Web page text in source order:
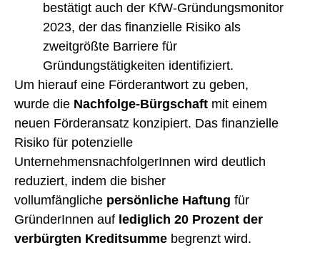
bestätigt auch der KfW-Gründungsmonitor
2023, der das finanzielle Risiko als
zweitgrößte Barriere für
Gründungstätigkeiten identifiziert.
Um hierauf eine Förderantwort zu geben,
wurde die Nachfolge-Bürgschaft mit einem
neuen Förderansatz konzipiert. Das finanzielle
Risiko für potenzielle
UnternehmensnachfolgerInnen wird deutlich
reduziert, indem die bisher
vollumfängliche persönliche Haftung für
GründerInnen auf lediglich 20 Prozent der
verbürgten Kreditsumme begrenzt wird.